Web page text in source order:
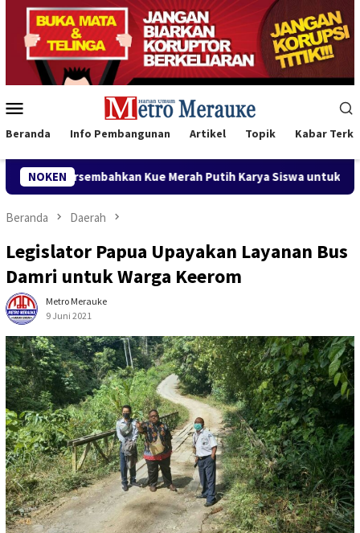
Loncat
konten
Mobile
Beranda Info Pembangunan Artikel Topik Kabar
NOKEN
Kue Merah Putih Karya Siswa untuk Wabup Fauzun Nihayah
Beranda Daerah
Legislator Papua Upayakan Layanan Bus
Damri untuk Warga Keerom
Metro Merauke
9 Juni 2021